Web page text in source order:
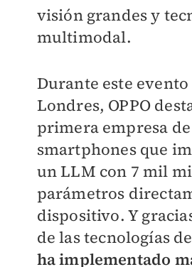
visión grandes y
multimodal.
Durante este evento
Londres, OPPO
primera empresa de
smartphones que
un LLM con 7 mil
parámetros
dispositivo. Y
de las tecnologías
ha implementado